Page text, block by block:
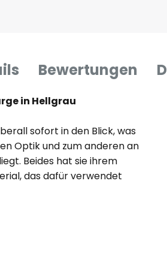
Bewertungen
in Hellgrau
sofort in den Blick, was
Optik und zum anderen an
Beides hat sie ihrem
das dafür verwendet